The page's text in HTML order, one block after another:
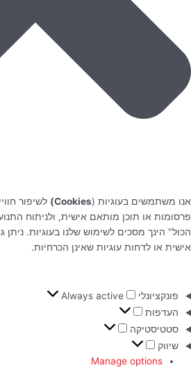
אנו משתמשים בעוגיות (Cookies)
לשיפור
פרסומות או תוכן מותאם אישית, ולניתוח
הכול" הינך מסכים לשימוש שלנו בעוגיות.
אישית או לדחות עוגיות שאינן הכרחיות.
פונקציונלי
Always active
העדפות
סטטיסטיקה
שיווק
Manage options